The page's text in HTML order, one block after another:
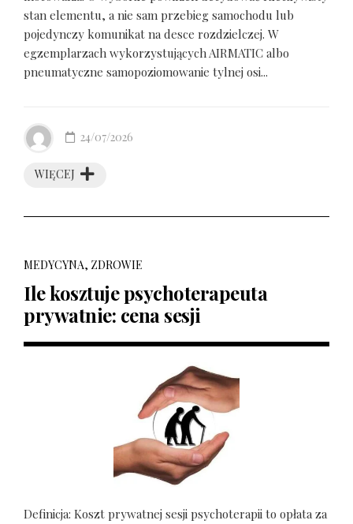
stan elementu, a nie sam przebieg samochodu lub
pojedynczy komunikat na desce rozdzielczej. W
egzemplarzach wykorzystujących AIRMATIC albo
pneumatyczne samopoziomowanie tylnej osi...
WIĘCEJ
24/07/2026
MEDYCYNA, ZDROWIE
Ile kosztuje psychoterapeuta
prywatnie: cena sesji
Definicja: Koszt prywatnej sesji psychoterapii to opłata za